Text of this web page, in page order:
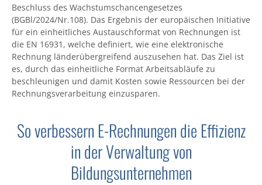
Beschluss des Wachstumschancengesetzes
(BGBl/2024/Nr.108). Das Ergebnis der europäischen Initiative
für ein einheitliches Austauschformat von Rechnungen ist
die EN 16931, welche definiert, wie eine elektronische
Rechnung länderübergreifend auszusehen hat. Das Ziel ist
es, durch das einheitliche Format Arbeitsabläufe zu
beschleunigen und damit Kosten sowie Ressourcen bei der
Rechnungsverarbeitung einzusparen.
So verbessern E-Rechnungen die Effizienz
in der Verwaltung von
Bildungsunternehmen